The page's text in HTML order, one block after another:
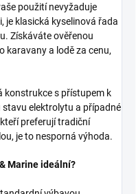
použití nevyžaduje
je klasická kyselinová řada
Získáváte ověřenou
karavany a lodě za cenu,
konstrukce s přístupem k
elektrolytu a případné
preferují tradiční
je to nesporná výhoda.
Marine ideální?